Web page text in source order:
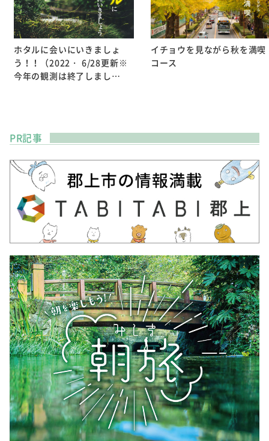
ホタルに会いにいきましょ
う！！（2022・ 6/28更新※
今年の観測は終了しまし…
イチョウを見ながら秋を満喫
コース
PR記事